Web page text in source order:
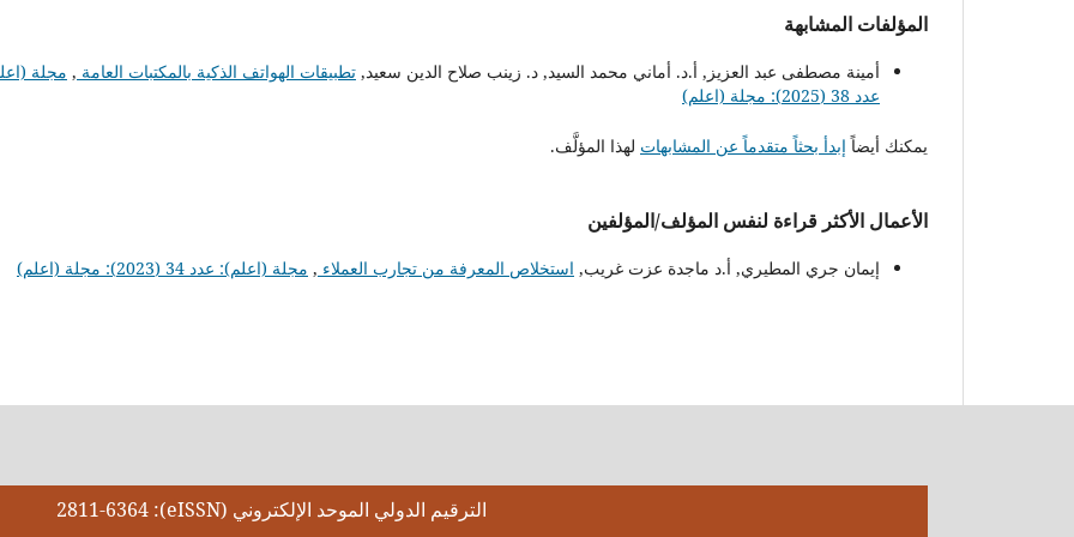
المؤلفات المشابهة
أمينة مصطفى عبد العزيز, أ.د. أماني محمد السيد, د. زينب صلاح الدين سعيد, تطبيقات الهواتف الذكية بالمكتبات العامة , مجلة
عدد 38 (2025): مجلة (اعلم)
يمكنك أيضاً إبدأ بحثاً متقدماً عن المشابهات لهذا المؤلَّف.
الأعمال الأكثر قراءة لنفس المؤلف/المؤلفين
إيمان جري المطيري, أ.د ماجدة عزت غريب, استخلاص المعرفة من تجارب العملاء , مجلة (اعلم): عدد 34 (2023): مجلة (اعلم)
الترقيم الدولي الموحد الإلكتروني (eISSN): 2811-6364